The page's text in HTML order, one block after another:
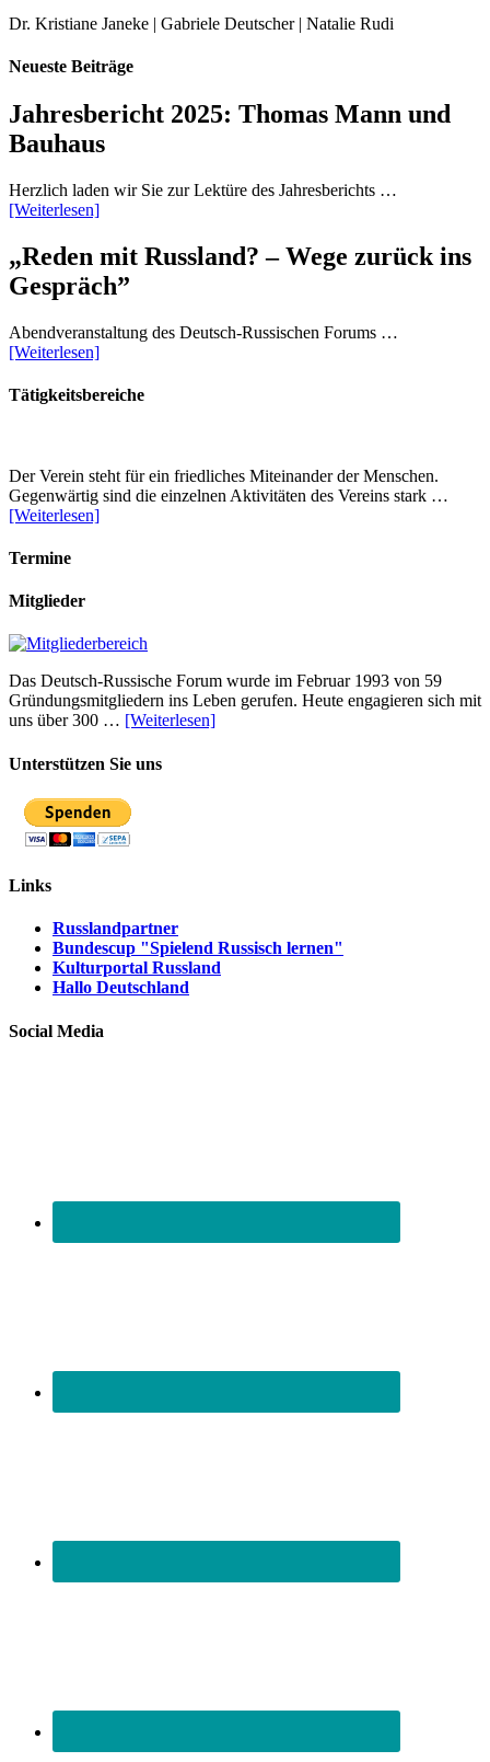
Dr. Kristiane Janeke | Gabriele Deutscher | Natalie Rudi
Neueste Beiträge
Jahresbericht 2025: Thomas Mann und
Bauhaus
Herzlich laden wir Sie zur Lektüre des Jahresberichts …
[Weiterlesen]
„Reden mit Russland? – Wege zurück ins
Gespräch”
Abendveranstaltung des Deutsch-Russischen Forums …
[Weiterlesen]
Tätigkeitsbereiche
Der Verein steht für ein friedliches Miteinander der Menschen.
Gegenwärtig sind die einzelnen Aktivitäten des Vereins stark …
[Weiterlesen]
Termine
Mitglieder
Das Deutsch-Russische Forum wurde im Februar 1993 von 59
Gründungsmitgliedern ins Leben gerufen. Heute engagieren sich mit
uns über 300 … [Weiterlesen]
Unterstützen Sie uns
Links
Russlandpartner
Bundescup "Spielend Russisch lernen"
Kulturportal Russland
Hallo Deutschland
Social Media